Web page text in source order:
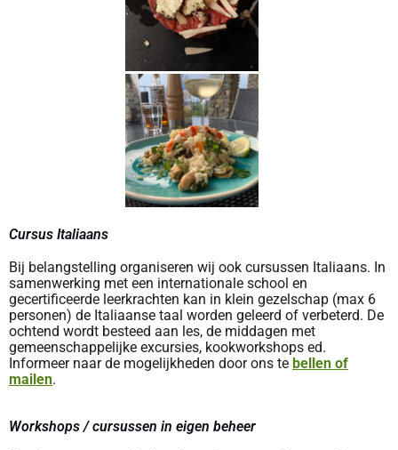
Cursus Italiaans
Bij belangstelling organiseren wij ook cursussen Italiaans. In
samenwerking met een internationale school en
gecertificeerde leerkrachten kan in klein gezelschap (max 6
personen) de Italiaanse taal worden geleerd of verbeterd. De
ochtend wordt besteed aan les, de middagen met
gemeenschappelijke excursies, kookworkshops ed.
Informeer naar de mogelijkheden door ons te bellen of
mailen.
Workshops / cursussen in eigen beheer